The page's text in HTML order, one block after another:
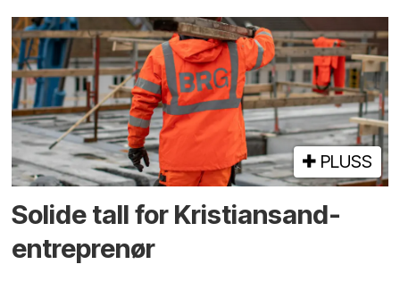
PLUSS
Solide tall for Kristiansand-
entreprenør